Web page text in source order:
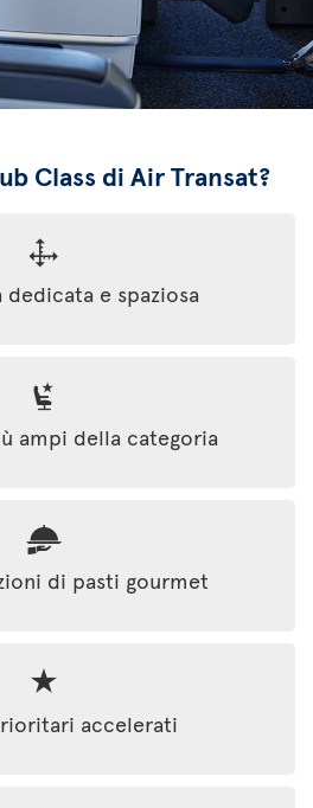
Class di Air Transat?
dedicata e spaziosa
ampi della categoria
di pasti gourmet
accelerati